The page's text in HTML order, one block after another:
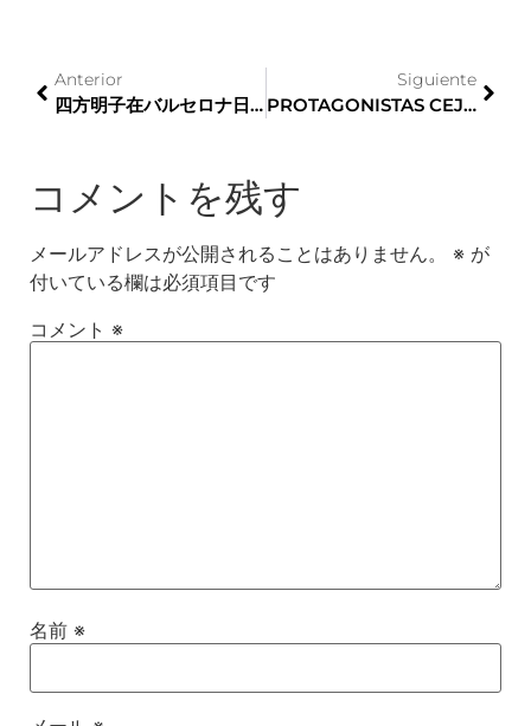
Anterior
四方明子在バルセロナ日本国総領事歓迎昼食会
Siguiente
PROTAGONISTAS CEJE – 株式会社新東通信のスペイン支局局長、ヨシユキ・マツオカ氏へのインタビュー
コメントを残す
メールアドレスが公開されることはありません。 ※ が
付いている欄は必須項目です
コメント ※
名前 ※